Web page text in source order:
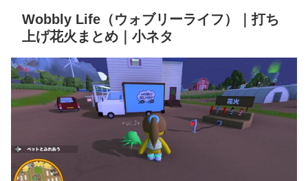
Wobbly Life（ウォブリーライフ）｜打ち
上げ花火まとめ｜小ネタ